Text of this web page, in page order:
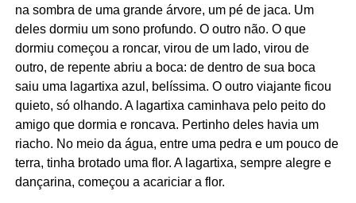
na sombra de uma grande árvore, um pé de jaca. Um
deles dormiu um sono profundo. O outro não. O que
dormiu começou a roncar, virou de um lado, virou de
outro, de repente abriu a boca: de dentro de sua boca
saiu uma lagartixa azul, belíssima. O outro viajante ficou
quieto, só olhando. A lagartixa caminhava pelo peito do
amigo que dormia e roncava. Pertinho deles havia um
riacho. No meio da água, entre uma pedra e um pouco de
terra, tinha brotado uma flor. A lagartixa, sempre alegre e
dançarina, começou a acariciar a flor.